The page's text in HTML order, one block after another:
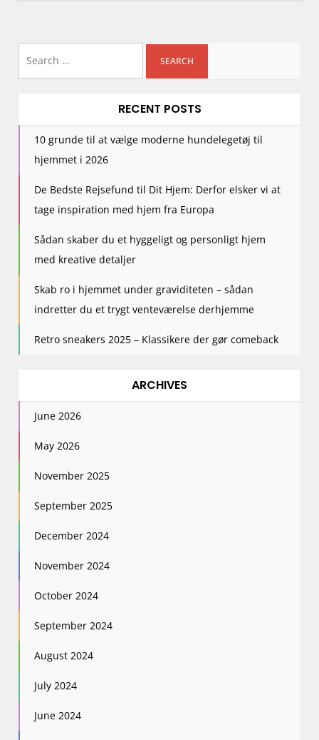
RECENT POSTS
10 grunde til at vælge moderne hundelegetøj til
hjemmet i 2026
De Bedste Rejsefund til Dit Hjem: Derfor elsker vi at
tage inspiration med hjem fra Europa
Sådan skaber du et hyggeligt og personligt hjem
med kreative detaljer
Skab ro i hjemmet under graviditeten – sådan
indretter du et trygt venteværelse derhjemme
Retro sneakers 2025 – Klassikere der gør comeback
ARCHIVES
June 2026
May 2026
November 2025
September 2025
December 2024
November 2024
October 2024
September 2024
August 2024
July 2024
June 2024